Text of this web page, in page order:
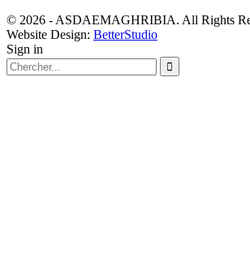
© 2026 - ASDAEMAGHRIBIA. All Rights
Website Design: BetterStudio
Sign in